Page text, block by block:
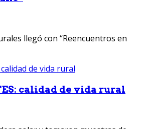
llegó con “Reencuentros en
calidad de vida rural